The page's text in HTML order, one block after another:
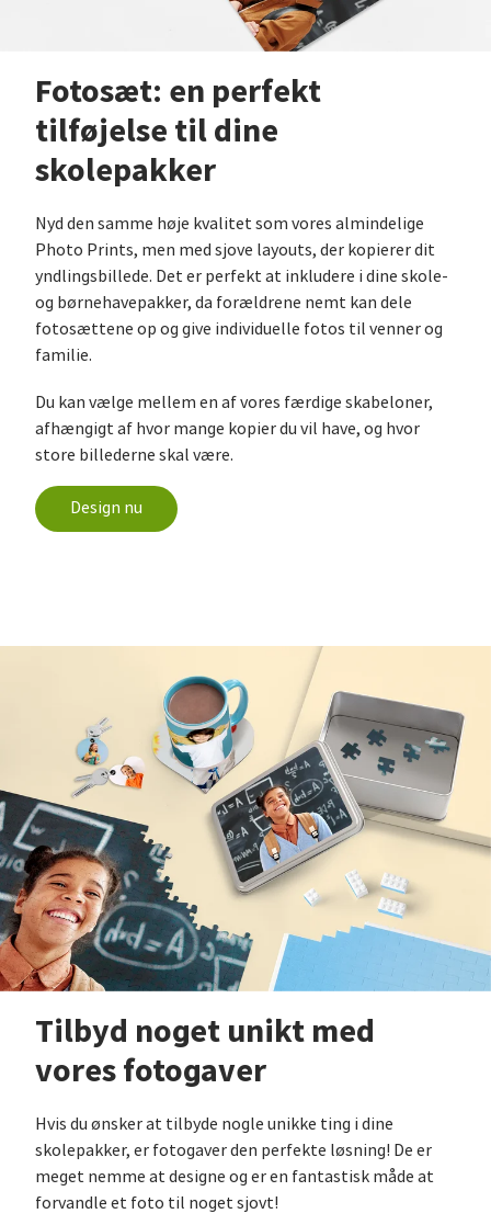
Fotosæt: en perfekt
tilføjelse til dine
skolepakker
Nyd den samme høje kvalitet som vores almindelige
Photo Prints, men med sjove layouts, der kopierer dit
yndlingsbillede. Det er perfekt at inkludere i dine skole-
og børnehavepakker, da forældrene nemt kan dele
fotosættene op og give individuelle fotos til venner og
familie.
Du kan vælge mellem en af vores færdige skabeloner,
afhængigt af hvor mange kopier du vil have, og hvor
store billederne skal være.
Design nu
Tilbyd noget unikt med
vores fotogaver
Hvis du ønsker at tilbyde nogle unikke ting i dine
skolepakker, er fotogaver den perfekte løsning! De er
meget nemme at designe og er en fantastisk måde at
forvandle et foto til noget sjovt!